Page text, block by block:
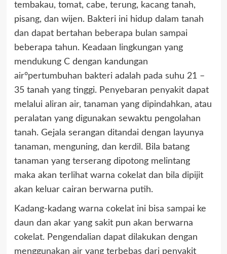
tembakau, tomat, cabe, terung, kacang tanah,
pisang, dan wijen. Bakteri ini hidup dalam tanah
dan dapat bertahan beberapa bulan sampai
beberapa tahun. Keadaan lingkungan yang
mendukung C dengan kandungan
air°pertumbuhan bakteri adalah pada suhu 21 –
35 tanah yang tinggi. Penyebaran penyakit dapat
melalui aliran air, tanaman yang dipindahkan, atau
peralatan yang digunakan sewaktu pengolahan
tanah. Gejala serangan ditandai dengan layunya
tanaman, menguning, dan kerdil. Bila batang
tanaman yang terserang dipotong melintang
maka akan terlihat warna cokelat dan bila dipijit
akan keluar cairan berwarna putih.
Kadang-kadang warna cokelat ini bisa sampai ke
daun dan akar yang sakit pun akan berwarna
cokelat. Pengendalian dapat dilakukan dengan
menggunakan air yang terbebas dari penyakit